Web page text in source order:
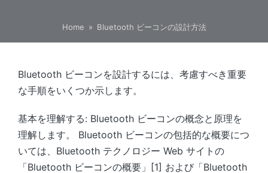
Home » Bluetooth ビーコンの設計方法
Bluetooth ビーコンを設計するには、考慮すべき重要
な手順をいくつか示します。
基本を理解する: Bluetooth ビーコンの概念と原理を
理解します。 Bluetooth ビーコンの包括的な概要につ
いては、Bluetooth テクノロジー Web サイトの
「Bluetooth ビーコンの概要」[1] および「Bluetooth